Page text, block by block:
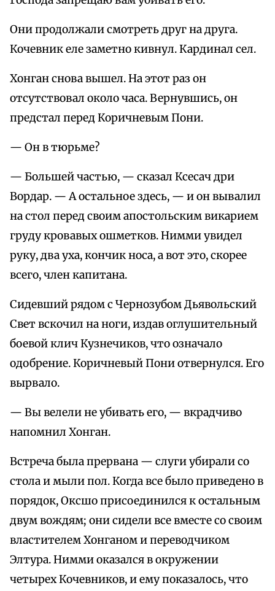
Они продолжали смотреть друг на друга.
Кочевник еле заметно кивнул. Кардинал сел.
Хонган снова вышел. На этот раз он
отсутствовал около часа. Вернувшись, он
предстал перед Коричневым Пони.
— Он в тюрьме?
— Большей частью, — сказал Ксесач дри
Вордар. — А остальное здесь, — и он вывалил
на стол перед своим апостольским викарием
груду кровавых ошметков. Нимми увидел
руку, два уха, кончик носа, а вот это, скорее
всего, член капитана.
Сидевший рядом с Чернозубом Дьявольский
Свет вскочил на ноги, издав оглушительный
боевой клич Кузнечиков, что означало
одобрение. Коричневый Пони отвернулся. Его
вырвало.
— Вы велели не убивать его, — вкрадчиво
напомнил Хонган.
Встреча была прервана — слуги убирали со
стола и мыли пол. Когда все было приведено в
порядок, Оксшо присоединился к остальным
двум вождям; они сидели все вместе со своим
властителем Хонганом и переводчиком
Элтура. Нимми оказался в окружении
четырех Кочевников, и ему показалось, что